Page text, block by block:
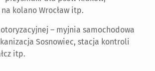
kolano Wrocław itp.
– myjnia samochodowa
Sosnowiec, stacja kontroli
itp.